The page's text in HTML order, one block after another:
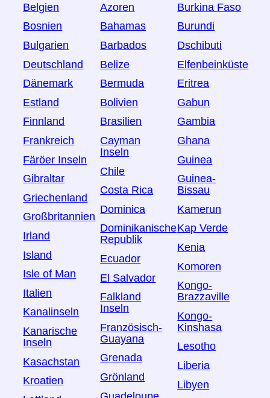
Belgien
Bosnien
Bulgarien
Deutschland
Dänemark
Estland
Finnland
Frankreich
Färöer Inseln
Gibraltar
Griechenland
Großbritannien
Irland
Island
Isle of Man
Italien
Kanalinseln
Kanarische
Inseln
Kasachstan
Kroatien
Azoren
Bahamas
Barbados
Belize
Bermuda
Bolivien
Brasilien
Cayman
Inseln
Chile
Costa Rica
Dominica
Dominikanische
Republik
Ecuador
El Salvador
Falkland
Inseln
Französisch-
Guayana
Grenada
Grönland
Burkina Faso
Burundi
Dschibuti
Elfenbeinküste
Eritrea
Gabun
Gambia
Ghana
Guinea
Guinea-
Bissau
Kamerun
Kap Verde
Kenia
Komoren
Kongo-
Brazzaville
Kongo-
Kinshasa
Lesotho
Liberia
Libyen